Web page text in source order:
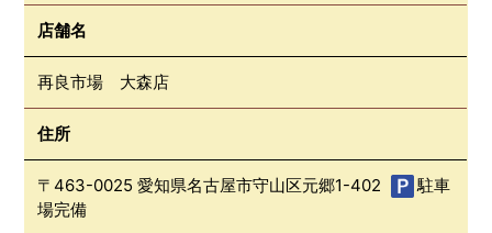
店舗名
再良市場 大森店
住所
〒463-0025 愛知県名古屋市守山区元郷1-402
駐車
場完備